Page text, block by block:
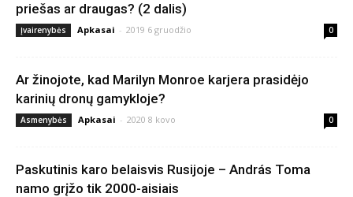
priešas ar draugas? (2 dalis)
Įvairenybės Apkasai - 2019 6 gruodžio 0
Ar žinojote, kad Marilyn Monroe karjera prasidėjo
karinių dronų gamykloje?
Asmenybės Apkasai - 2020 8 kovo 0
Paskutinis karo belaisvis Rusijoje – András Toma
namo grįžo tik 2000-aisiais